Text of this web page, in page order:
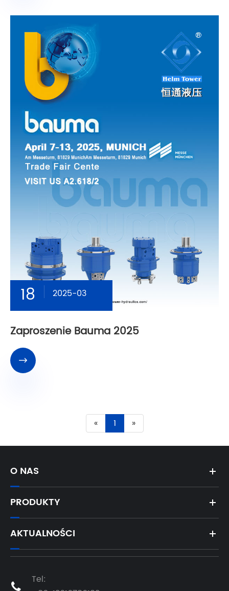
18 2025-03
Zaproszenie Bauma 2025

« 1 »
O NAS
PRODUKTY
AKTUALNOŚCI

Tel: